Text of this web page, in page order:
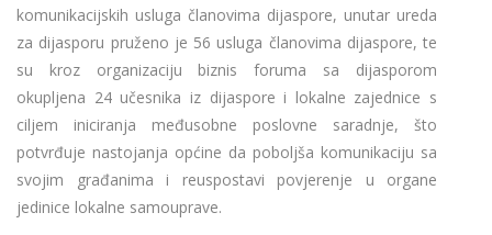
komunikacijskih usluga članovima dijaspore, unutar ureda
za dijasporu pruženo je 56 usluga članovima dijaspore, te
su kroz organizaciju biznis foruma sa dijasporom
okupljena 24 učesnika iz dijaspore i lokalne zajednice s
ciljem iniciranja međusobne poslovne saradnje, što
potvrđuje nastojanja općine da poboljša komunikaciju sa
svojim građanima i reuspostavi povjerenje u organe
jedinice lokalne samouprave.